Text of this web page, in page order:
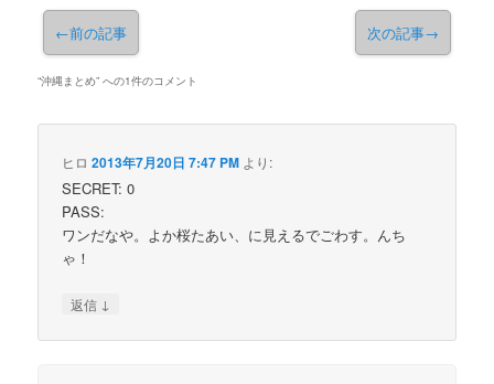
←前の記事 次の記事→
“沖縄まとめ” への1件のコメント
ヒロ 2013年7月20日 7:47 PM より:
SECRET: 0
PASS:
ワンだなや。よか桜たあい、に見えるでごわす。んち
ゃ！
返信 ↓